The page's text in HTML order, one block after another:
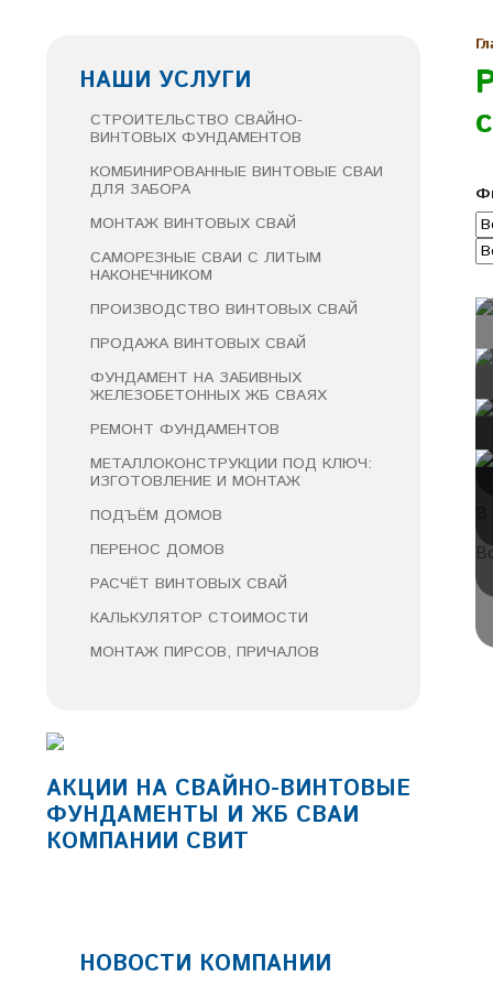
НАШИ УСЛУГИ
СТРОИТЕЛЬСТВО СВАЙНО-
ВИНТОВЫХ ФУНДАМЕНТОВ
КОМБИНИРОВАННЫЕ ВИНТОВЫЕ СВАИ
ДЛЯ ЗАБОРА
МОНТАЖ ВИНТОВЫХ СВАЙ
САМОРЕЗНЫЕ СВАИ С ЛИТЫМ
НАКОНЕЧНИКОМ
ПРОИЗВОДСТВО ВИНТОВЫХ СВАЙ
ПРОДАЖА ВИНТОВЫХ СВАЙ
ФУНДАМЕНТ НА ЗАБИВНЫХ
ЖЕЛЕЗОБЕТОННЫХ ЖБ СВАЯХ
РЕМОНТ ФУНДАМЕНТОВ
МЕТАЛЛОКОНСТРУКЦИИ ПОД КЛЮЧ:
ИЗГОТОВЛЕНИЕ И МОНТАЖ
ПОДЪЁМ ДОМОВ
ПЕРЕНОС ДОМОВ
РАСЧЁТ ВИНТОВЫХ СВАЙ
КАЛЬКУЛЯТОР СТОИМОСТИ
МОНТАЖ ПИРСОВ, ПРИЧАЛОВ
АКЦИИ НА СВАЙНО-ВИНТОВЫЕ
ФУНДАМЕНТЫ И ЖБ СВАИ
КОМПАНИИ СВИТ
НОВОСТИ КОМПАНИИ